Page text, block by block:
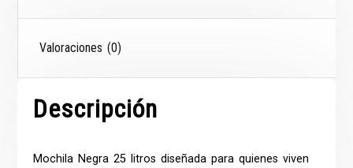
Valoraciones (0)
Descripción
Mochila Negra 25 litros diseñada para quienes viven